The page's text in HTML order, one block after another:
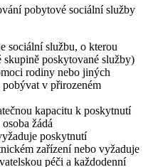
pobytové sociální služby
sociální službu, o kterou
poskytované služby)
rodiny nebo jiných
pobývat v přirozeném
kapacitu k poskytnutí
žádá
poskytnutí
zařízení nebo vyžaduje
péči a každodenní